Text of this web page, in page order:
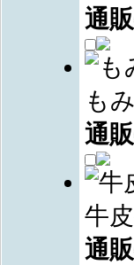
通
も
通
牛
通